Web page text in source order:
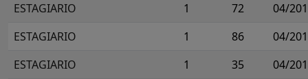
ESTAGIARIO 1 72
04/
ESTAGIARIO
1 86
04/
ESTAGIARIO
1 35
04/